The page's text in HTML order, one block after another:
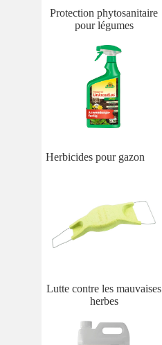
Protection phytosanitaire
pour légumes
Herbicides pour gazon
Lutte contre les mauvaises
herbes